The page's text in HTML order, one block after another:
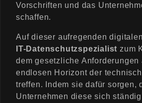
Vorschriften und das
schaffen.
Auf dieser aufregenden
IT-Datenschutzspezialist zum
dem gesetzliche Anforderungen
endlosen Horizont der
treffen. Indem sie dafür sorgen,
Unternehmen diese sich ständig